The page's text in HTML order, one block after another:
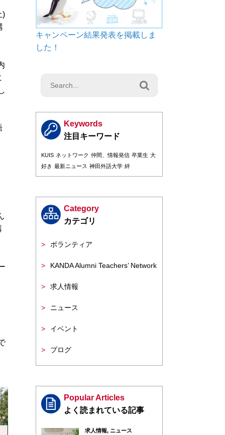
)
キャンペーン結果発表を掲載しま
した！

Keywords
KUIS ネットワーク 仲間、情報発信 卒業生 大
好き 最新ニュース 神田外語大学 絆
Category
ボランティア
KANDA Alumni Teachers’ Network
求人情報
ニュース
イベント
ブログ
Popular Articles
求人情報, ニュース